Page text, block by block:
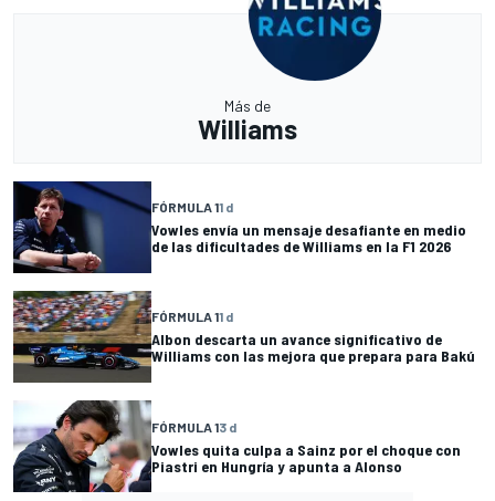
Más de
Williams
FÓRMULA 11 d
Vowles envía un mensaje desafiante en medio
de las dificultades de Williams en la F1 2026
FÓRMULA 11 d
Albon descarta un avance significativo de
Williams con las mejora que prepara para Bakú
FÓRMULA 13 d
Vowles quita culpa a Sainz por el choque con
Piastri en Hungría y apunta a Alonso